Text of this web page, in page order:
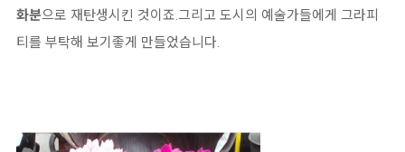
화분으로 재탄생시킨 것이죠.그리고 도시의 예술가들에게 그라피
티를 부탁해 보기좋게 만들었습니다.